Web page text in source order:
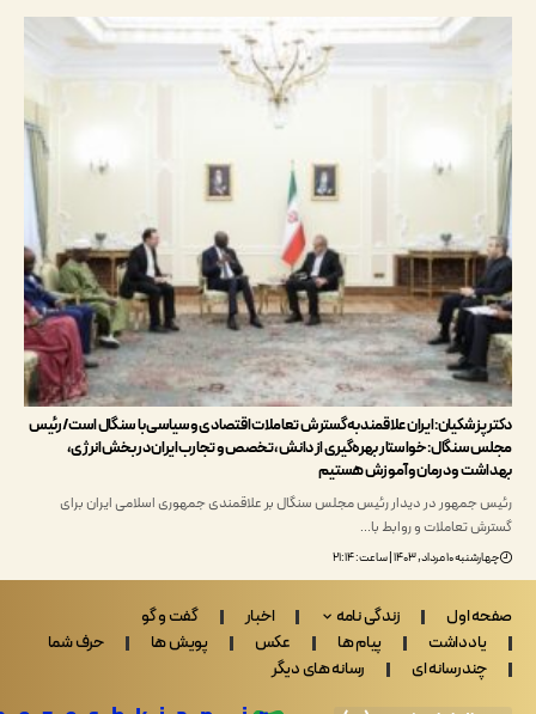
ایران علاقمند به گسترش تعاملات اقتصادی و سیاسی با سنگال است/ رئیس
خواستار بهره‌گیری از دانش، تخصص و تجارب ایران در بخش انرژی،
و درمان و آموزش هستیم
در دیدار رئیس مجلس سنگال بر علاقمندی جمهوری اسلامی ایران برای
تعاملات و روابط با…
۱۴۰۳ | ساعت: ۲۱:۱۴
اول زندگی نامه اخبار
گفت و گو
پیام ها عکس پویش ها
حرف شما
ای
رسانه های دیگر